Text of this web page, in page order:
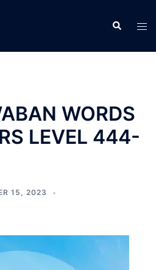
Cari
WORDS
LEVEL 444-
15, 2023